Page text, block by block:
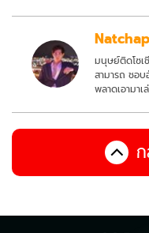
มนุษย์ติดโซเ
สามารถ ชอบ
พลาดเอามาเ